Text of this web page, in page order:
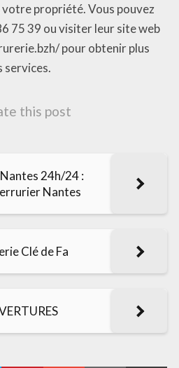
propriété. Vous pouvez
75 39 ou visiter leur site web
pour obtenir plus
services.
this post
24h/24 :
Nantes
Clé de Fa